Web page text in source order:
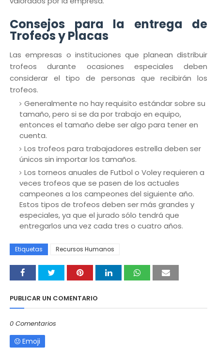
Consejos para la entrega de
Trofeos y Placas
Las empresas o instituciones que planean distribuir
trofeos durante ocasiones especiales deben
considerar el tipo de personas que recibirán los
trofeos.
Generalmente no hay requisito estándar sobre su
tamaño, pero si se da por trabajo en equipo,
entonces el tamaño debe ser algo para tener en
cuenta.
Los trofeos para trabajadores estrella deben ser
únicos sin importar los tamaños.
Los torneos anuales de Futbol o Voley requieren a
veces trofeos que se pasen de los actuales
campeones a los campeones del siguiente año.
Estos tipos de trofeos deben ser más grandes y
especiales, ya que el jurado sólo tendrá que
entregarlos una vez cada tres o cuatro años.
Etiquetas Recursos Humanos
PUBLICAR UN COMENTARIO
0 Comentarios
Emoji